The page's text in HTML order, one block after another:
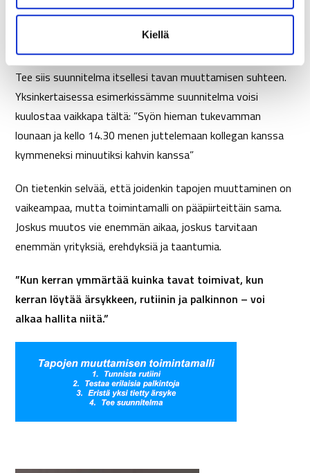
Kiellä
tapojen muuttamisesta raskasta, koska asiat eivät muutu
harjoittelua, ja tuntuu siksi raskaalta.
Tee siis suunnitelma itsellesi tavan muuttamisen suhteen.
Yksinkertaisessa esimerkissämme suunnitelma voisi
kuulostaa vaikkapa tältä: ”Syön hieman tukevamman
lounaan ja kello 14.30 menen juttelemaan kollegan kanssa
kymmeneksi minuutiksi kahvin kanssa”
On tietenkin selvää, että joidenkin tapojen muuttaminen on
vaikeampaa, mutta toimintamalli on pääpiirteittäin sama.
Joskus muutos vie enemmän aikaa, joskus tarvitaan
enemmän yrityksiä, erehdyksiä ja taantumia.
”Kun kerran ymmärtää kuinka tavat toimivat, kun
kerran löytää ärsykkeen, rutiinin ja palkinnon – voi
alkaa hallita niitä.”